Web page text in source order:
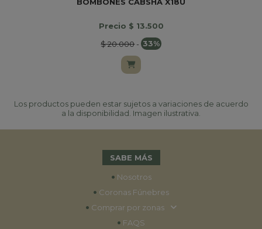
Precio $ 13.500
$ 20.000- 33%
Los productos pueden estar sujetos a variaciones de acuerdo
a la disponibilidad. Imagen ilustrativa.
SABE MÁS
• Nosotros
• Coronas Fúnebres
• Comprar por zonas
• FAQS